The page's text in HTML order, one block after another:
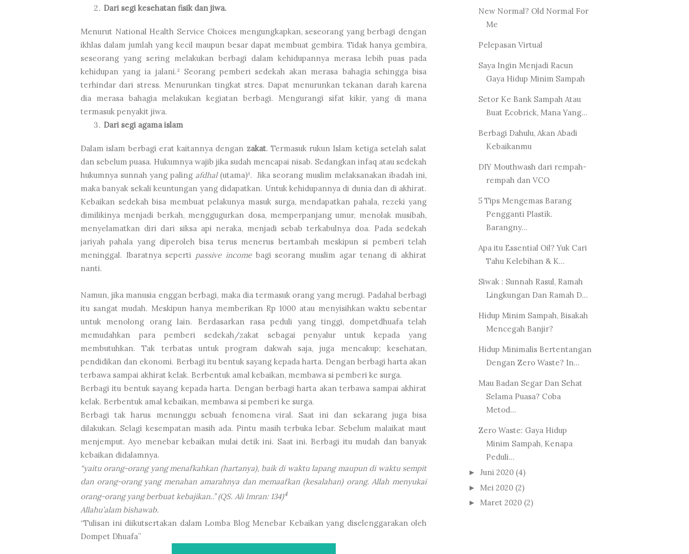
Dari segi kesehatan fisik dan jiwa.
Menurut National Health Service Choices mengungkapkan, seseorang yang berbagi dengan
ikhlas dalam jumlah yang kecil maupun besar dapat membuat gembira. Tidak hanya gembira,
seseorang yang sering melakukan berbagi dalam kehidupannya merasa lebih puas pada
kehidupan yang ia jalani.² Seorang pemberi sedekah akan merasa bahagia sehingga bisa
terhindar dari stress. Menurunkan tingkat stres. Dapat menurunkan tekanan darah karena
dia merasa bahagia melakukan kegiatan berbagi. Mengurangi sifat kikir, yang di mana
termasuk penyakit jiwa.
Dari segi agama islam
Dalam islam berbagi erat kaitannya dengan zakat. Termasuk rukun Islam ketiga setelah salat
dan sebelum puasa. Hukumnya wajib jika sudah mencapai nisab. Sedangkan infaq atau sedekah
hukumnya sunnah yang paling afdhal(utama)³. Jika seorang muslim melaksanakan ibadah ini,
maka banyak sekali keuntungan yang didapatkan. Untuk kehidupannya di dunia dan di akhirat.
Kebaikan sedekah bisa membuat pelakunya masuk surga, mendapatkan pahala, rezeki yang
dimilikinya menjadi berkah, menggugurkan dosa, memperpanjang umur, menolak musibah,
menyelamatkan diri dari siksa api neraka, menjadi sebab terkabulnya doa. Pada sedekah
jariyah pahala yang diperoleh bisa terus menerus bertambah meskipun si pemberi telah
meninggal. Ibaratnya seperti passive incomebagi seorang muslim agar tenang di akhirat
nanti.
Namun, jika manusia enggan berbagi, maka dia termasuk orang yang merugi. Padahal berbagi
itu sangat mudah. Meskipun hanya memberikan Rp 1000 atau menyisihkan waktu sebentar
untuk menolong orang lain. Berdasarkan rasa peduli yang tinggi, dompetdhuafatelah
memudahkan para pemberi sedekah/zakat sebagai penyalur untuk kepada yang
membutuhkan. Tak terbatas untuk program dakwah saja, juga mencakup; kesehatan,
pendidikan dan ekonomi. Berbagi itu bentuk sayang kepada harta. Dengan berbagi harta akan
terbawa sampai akhirat kelak. Berbentuk amal kebaikan, membawa si pemberi ke surga.
Berbagi itu bentuk sayang kepada harta. Dengan berbagi harta akan terbawa sampai akhirat
kelak. Berbentuk amal kebaikan, membawa si pemberi ke surga.
Berbagi tak harus menunggu sebuah fenomena viral. Saat ini dan sekarang juga bisa
dilakukan. Selagi kesempatan masih ada. Pintu masih terbuka lebar. Sebelum malaikat maut
menjemput. Ayo menebar kebaikan mulai detik ini. Saat ini. Berbagi itu mudah dan banyak
kebaikan didalamnya.
“yaitu orang-orang yang menafkahkan (hartanya), baik di waktu lapang maupun di waktu sempit
dan orang-orang yang menahan amarahnya dan memaafkan (kesalahan) orang. Allah menyukai
orang-orang yang berbuat kebajikan..” (QS. Ali Imran: 134)4
Allahu’alam bishawab.
“Tulisan ini diikutsertakan dalam Lomba Blog Menebar Kebaikan yang diselenggarakan oleh
Dompet Dhuafa”
New Normal? Old Normal For
Me
Pelepasan Virtual
Saya Ingin Menjadi Racun
Gaya Hidup Minim Sampah
Setor Ke Bank Sampah Atau
Buat Ecobrick, Mana Yang...
Berbagi Dahulu, Akan Abadi
Kebaikanmu
DIY Mouthwash dari rempah-
rempah dan VCO
5 Tips Mengemas Barang
Pengganti Plastik.
Barangny...
Apa itu Essential Oil? Yuk Cari
Tahu Kelebihan & K...
Siwak : Sunnah Rasul, Ramah
Lingkungan Dan Ramah D...
Hidup Minim Sampah, Bisakah
Mencegah Banjir?
Hidup Minimalis Bertentangan
Dengan Zero Waste? In...
Mau Badan Segar Dan Sehat
Selama Puasa? Coba
Metod...
Zero Waste: Gaya Hidup
Minim Sampah, Kenapa
Peduli...
► Juni 2020 (4)
► Mei 2020 (2)
► Maret 2020 (2)